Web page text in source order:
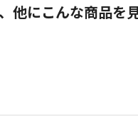
他にこんな商品を